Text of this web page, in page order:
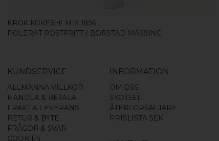
KROK KOKESHI MIX 1856
POLERAT ROSTFRITT / BORSTAD MÄSSING
KUNDSERVICE
ALLMÄNNA VILLKOR
HANDLA & BETALA
FRAKT & LEVERANS
RETUR & BYTE
FRÅGOR & SVAR
COOKIES
INFORMATION
OM OSS
SKÖTSEL
ÅTERFÖRSÄLJARE
PRISLISTA SEK